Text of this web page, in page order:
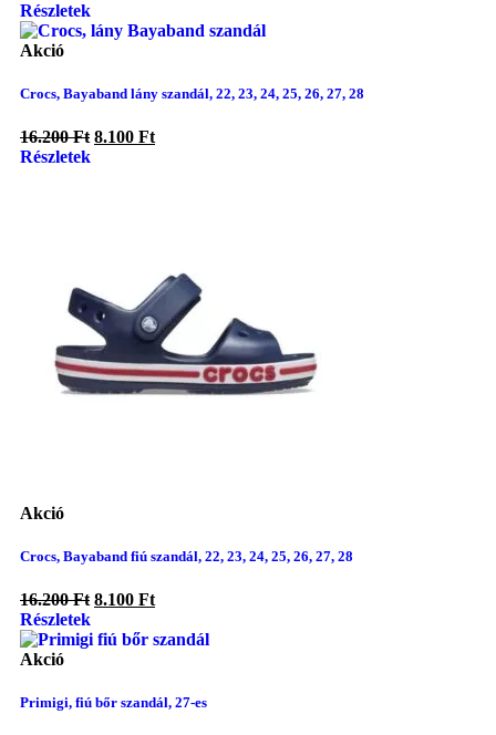
Részletek
Akció
Crocs, Bayaband lány szandál, 22, 23, 24, 25, 26, 27, 28
16.200Ft 8.100 Ft
Részletek
Akció
Crocs, Bayaband fiú szandál, 22, 23, 24, 25, 26, 27, 28
16.200Ft 8.100 Ft
Részletek
Akció
Primigi, fiú bőr szandál, 27-es